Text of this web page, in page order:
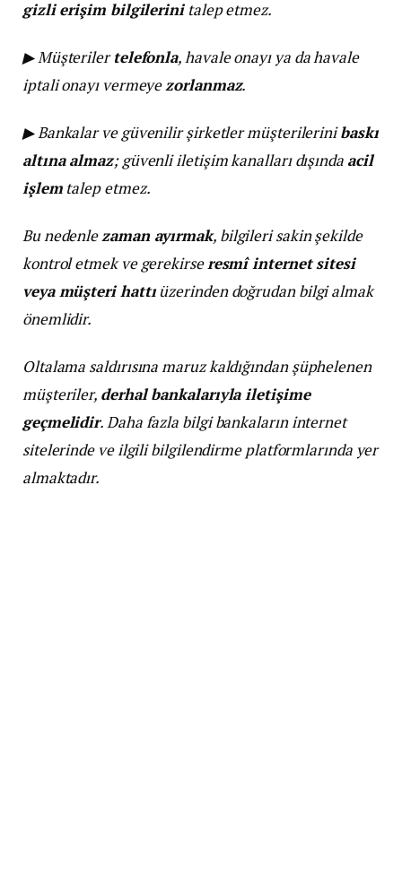
gizli erişim bilgilerinitalep etmez.
▶ Müşterilertelefonla, havale onayı ya da havale
iptali onayı vermeyezorlanmaz.
▶ Bankalar ve güvenilir şirketler müşterilerinibaskı
altına almaz; güvenli iletişim kanalları dışında acil
işlemtalep etmez.
Bu nedenlezaman ayırmak, bilgileri sakin şekilde
kontrol etmek ve gerekirseresmî internet sitesi
veya müşteri hattıüzerinden doğrudan bilgi almak
önemlidir.
Oltalama saldırısına maruz kaldığından şüphelenen
müşteriler, derhal bankalarıyla iletişime
geçmelidir. Daha fazla bilgi bankaların internet
sitelerinde ve ilgili bilgilendirme platformlarında yer
almaktadır.